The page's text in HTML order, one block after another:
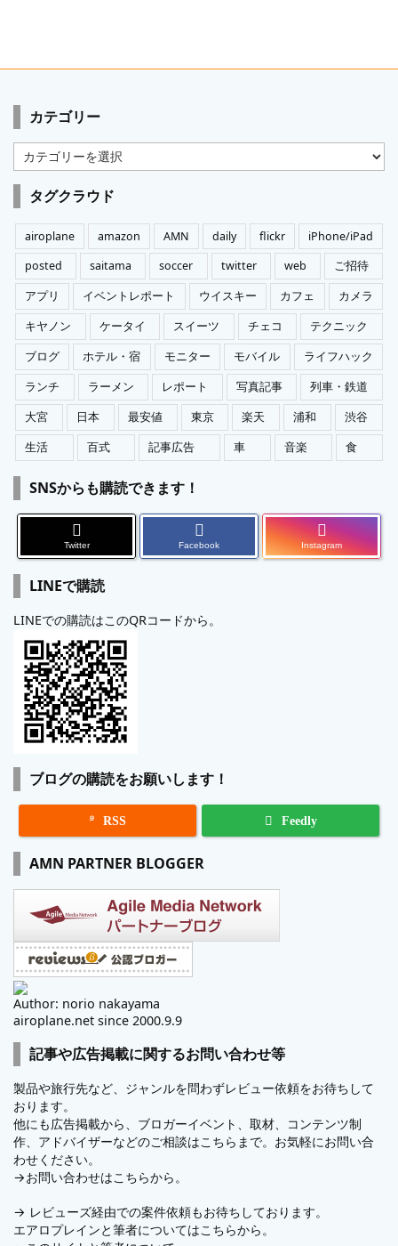
カテゴリー
カ
テ
ゴ
リ
ー
タグクラウド
airoplane amazon AMN daily flickr
iPhone/iPad
posted
saitama soccer twitter web
ご招待
アプリ
イベントレポート ウイスキー カフェ
カメラ
キヤノン
ケータイ スイーツ チェコ
テクニック
ブログ
ホテル・宿 モニター モバイル
ライフハック
ランチ
ラーメン レポート 写真記事
列車・鉄道
大宮
日本 最安値 東京 楽天 浦和
渋谷
生活
百式 記事広告 車 音楽 食
SNSからも購読できます！
Twitter Facebook Instagram
LINEで購読
LINEでの購読はこのQRコードから。
ブログの購読をお願いします！
 RSS Feedly
AMN PARTNER BLOGGER
Author: norio nakayama
airoplane.net since 2000.9.9
記事や広告掲載に関するお問い合わせ等
製品や旅行先など、ジャンルを問わずレビュー依頼をお待ちして
おります。
他にも広告掲載から、ブロガーイベント、取材、コンテンツ制
作、アドバイザーなどのご相談はこちらまで。お気軽にお問い合
わせください。
→お問い合わせはこちらから。
→ レビューズ経由での案件依頼もお待ちしております。
エアロプレインと筆者についてはこちらから。